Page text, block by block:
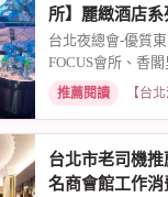
所】麗緻酒店系
台北夜總會-優質
FOCUS會所、香閣
店、酒店幹部就是
推薦閱讀 【台北酒店消費
台北市老司機
名商會館工作消